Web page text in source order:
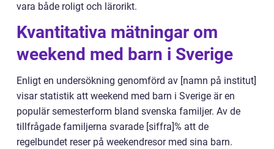
vara både roligt och lärorikt.
Kvantitativa mätningar om
weekend med barn i Sverige
Enligt en undersökning genomförd av [namn på institut]
visar statistik att weekend med barn i Sverige är en
populär semesterform bland svenska familjer. Av de
tillfrågade familjerna svarade [siffra]% att de
regelbundet reser på weekendresor med sina barn.